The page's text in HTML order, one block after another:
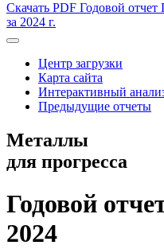
Скачать PDF Годовой
за 2024 г.
Центр загрузки
Карта сайта
Интерактивный
Предыдущие отчеты
Металлы
для прогресса
Годовой
2024